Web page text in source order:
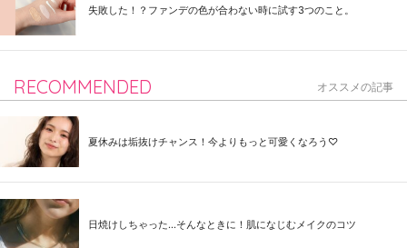
失敗した！？ファンデの色が合わない時に試す3つのこと。
RECOMMENDED オススメの記事
夏休みは垢抜けチャンス！今よりもっと可愛くなろう♡
日焼けしちゃった...そんなときに！肌になじむメイクのコツ